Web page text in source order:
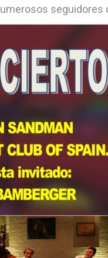
seguidores